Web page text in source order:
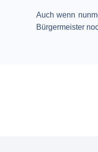
Auch wenn
Bürgermeister